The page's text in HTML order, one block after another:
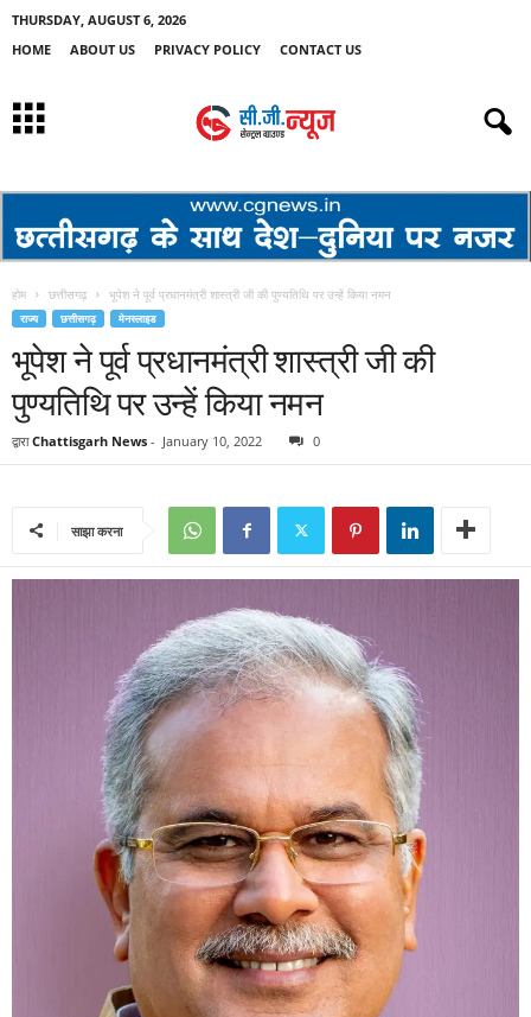
THURSDAY, AUGUST 6, 2026
HOME
ABOUT US PRIVACY POLICY CONTACT US
होम छत्तीसगढ़ भूपेश ने पूर्व प्रधानमंत्री शास्त्री जी की पुण्यतिथि पर उन्हें किया नमन
राज्य छत्तीसगढ़ मेनस्लाइड
भूपेश ने पूर्व प्रधानमंत्री शास्त्री जी की
पुण्यतिथि पर उन्हें किया नमन
द्वारा Chattisgarh News - January 10, 2022 0
साझा करना